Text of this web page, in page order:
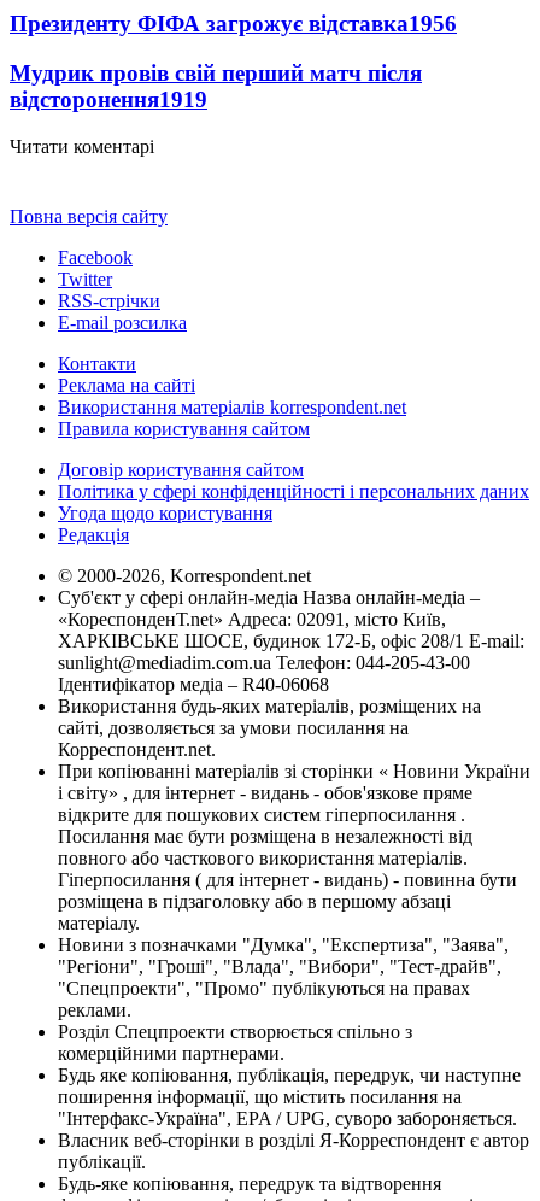
Президенту ФІФА загрожує відставка1956
Мудрик провів свій перший матч після
відсторонення1919
Читати коментарі
Повна версія сайту
Facebook
Twitter
RSS-стрічки
E-mail розсилка
Контакти
Реклама на сайті
Використання матеріалів korrespondent.net
Правила користування сайтом
Договір користування сайтом
Політика у сфері конфіденційності і персональних даних
Угода щодо користування
Редакція
© 2000-2026, Korrespondent.net
Суб'єкт у сфері онлайн-медіа Назва онлайн-медіа –
«КореспонденТ.net» Адреса: 02091, місто Київ,
ХАРКІВСЬКЕ ШОСЕ, будинок 172-Б, офіс 208/1 E-mail:
sunlight@mediadim.com.ua Телефон: 044-205-43-00
Ідентифікатор медіа – R40-06068
Використання будь-яких матеріалів, розміщених на
сайті, дозволяється за умови посилання на
Корреспондент.net.
При копіюванні матеріалів зі сторінки « Новини України
і світу» , для інтернет - видань - обов'язкове пряме
відкрите для пошукових систем гіперпосилання .
Посилання має бути розміщена в незалежності від
повного або часткового використання матеріалів.
Гіперпосилання ( для інтернет - видань) - повинна бути
розміщена в підзаголовку або в першому абзаці
матеріалу.
Новини з позначками "Думка", "Експертиза", "Заява",
"Регіони", "Гроші", "Влада", "Вибори", "Тест-драйв",
"Спецпроекти", "Промо" публікуються на правах
реклами.
Розділ Спецпроекти створюється спільно з
комерційними партнерами.
Будь яке копіювання, публікація, передрук, чи наступне
поширення інформації, що містить посилання на
"Інтерфакс-Україна", EPA / UPG, суворо забороняється.
Власник веб-сторінки в розділі Я-Корреспондент є автор
публікації.
Будь-яке копіювання, передрук та відтворення